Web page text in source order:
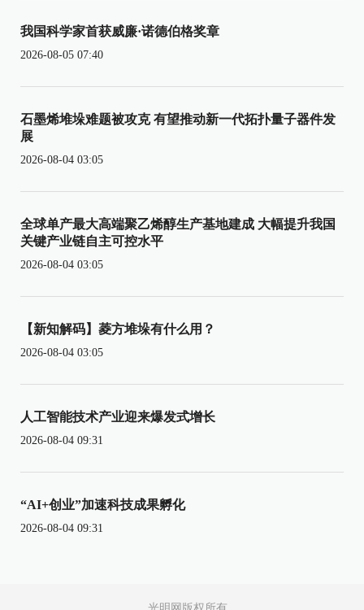
我国科学家首获威廉·诺德伯格奖章
2026-08-05 07:40
石墨烯堆垛难题被攻克 有望推动新一代拓扑量子器件发
展
2026-08-04 03:05
全球单产最大高端聚乙烯醇生产基地建成 大幅提升我国
关键产业链自主可控水平
2026-08-04 03:05
【新知解码】菱方堆垛有什么用？
2026-08-04 03:05
人工智能技术产业迎来爆发式增长
2026-08-04 09:31
“AI+创业”加速科技成果孵化
2026-08-04 09:31